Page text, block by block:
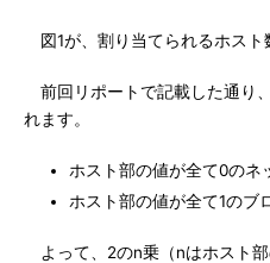
図1が、割り当てられるホスト
前回リポートで記載した通り
れます。
ホスト部の値が全て0のネ
ホスト部の値が全て1のブ
よって、2のn乗（nはホスト